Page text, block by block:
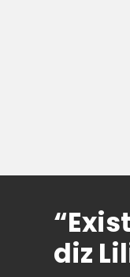
diz